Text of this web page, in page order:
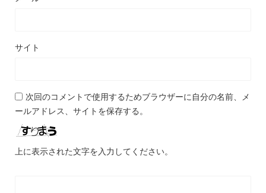
サイト
次回のコメントで使用するためブラウザーに自分の名前、メ
ールアドレス、サイトを保存する。
上に表示された文字を入力してください。